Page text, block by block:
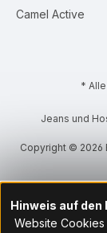
Camel Active
*
Jeans und
Copyright © 2026
Hinweis auf den
Website